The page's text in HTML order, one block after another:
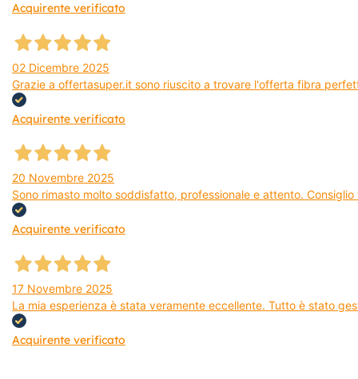
Acquirente verificato
02 Dicembre 2025
Grazie a offertasuper.it sono riuscito a trovare l'offerta fibra
Acquirente verificato
20 Novembre 2025
Sono rimasto molto soddisfatto, professionale e attento.
Acquirente verificato
17 Novembre 2025
La mia esperienza è stata veramente eccellente. Tutto è stato
Acquirente verificato